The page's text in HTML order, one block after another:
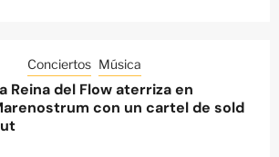
Conciertos Música
Reina del Flow aterriza en
con un cartel de sold